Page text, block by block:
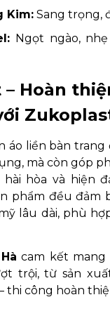
Kim: Sang trọng,
Ngọt ngào,
– Hoàn
áo liền bàn
mà còn góp
hòa và hiện
phẩm đều đảm
lâu dài, phù
cam kết mang
trội, từ sản
thi công hoàn